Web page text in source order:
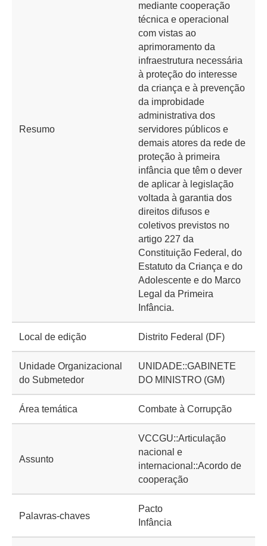
Resumo
mediante cooperação
técnica e operacional
com vistas ao
aprimoramento da
infraestrutura necessária
à proteção do interesse
da criança e à prevenção
da improbidade
administrativa dos
servidores públicos e
demais atores da rede de
proteção à primeira
infância que têm o dever
de aplicar à legislação
voltada à garantia dos
direitos difusos e
coletivos previstos no
artigo 227 da
Constituição Federal, do
Estatuto da Criança e do
Adolescente e do Marco
Legal da Primeira
Infância.
Local de edição Distrito Federal (DF)
Unidade Organizacional
do Submetedor
UNIDADE::GABINETE
DO MINISTRO (GM)
Área temática Combate à Corrupção
Assunto
VCCGU::Articulação
nacional e
internacional::Acordo de
cooperação
Palavras-chaves
Pacto
Infância